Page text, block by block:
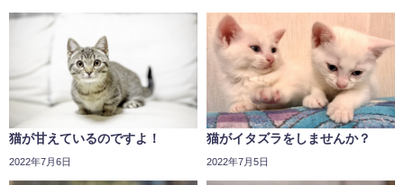
猫が甘えているのですよ！
2022年7月6日
猫がイタズラをしませんか？
2022年7月5日